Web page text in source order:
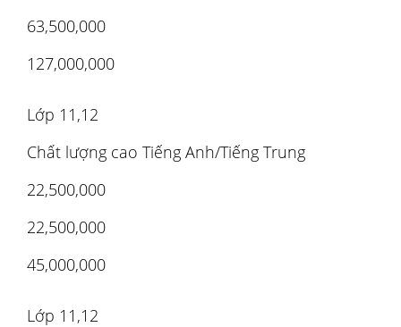
63,500,000
127,000,000
Lớp 11,12
Chất lượng cao Tiếng Anh/Tiếng Trung
22,500,000
22,500,000
45,000,000
Lớp 11,12